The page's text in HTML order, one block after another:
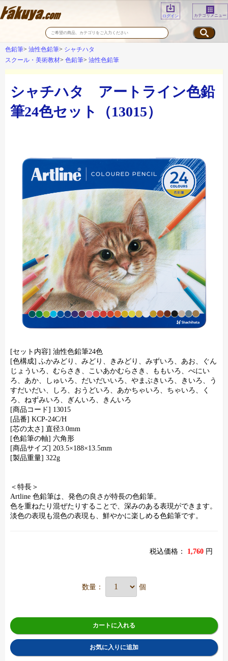
ログイン カテゴリメニュー
色鉛筆 油性色鉛筆
シャチハタ
スクール・美術教材
色鉛筆 油性色鉛筆
シャチハタ アートライン色鉛
筆24色セット（13015）
[セット内容] 油性色鉛筆24色
[色構成] ふかみどり、みどり、きみどり、みずいろ、あお、ぐん
じょういろ、むらさき、こいあかむらさき、ももいろ、べにい
ろ、あか、しゅいろ、だいだいいろ、やまぶきいろ、きいろ、う
すだいだい、しろ、おうどいろ、あかちゃいろ、ちゃいろ、く
ろ、ねずみいろ、ぎんいろ、きんいろ
[商品コード] 13015
[品番] KCP-24C/H
[芯の太さ] 直径3.0mm
[色鉛筆の軸] 六角形
[商品サイズ] 203.5×188×13.5mm
[製品重量] 322g
＜特長＞
Artline 色鉛筆は、発色の良さが特長の色鉛筆。
色を重ねたり混ぜたりすることで、深みのある表現ができます。
淡色の表現も混色の表現も、鮮やかに楽しめる色鉛筆です。
税込価格： 1,760 円
数量： 個
カートに入れる
お気に入りに追加